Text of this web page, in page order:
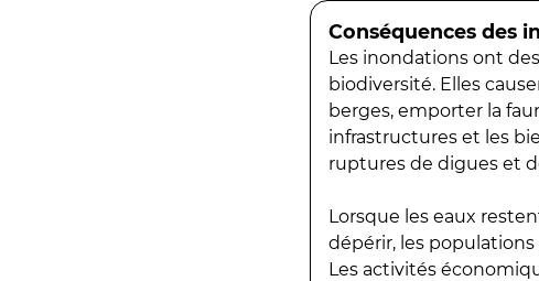
Conséquences des
Les inondations ont
biodiversité. Elles
berges, emporter la
infrastructures et les
ruptures de digues et
Lorsque les eaux
dépérir, les
Les activités